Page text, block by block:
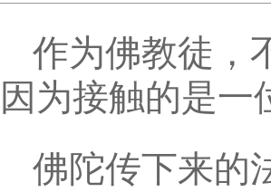
作为佛教徒，
因为接触的是
佛陀传下来的